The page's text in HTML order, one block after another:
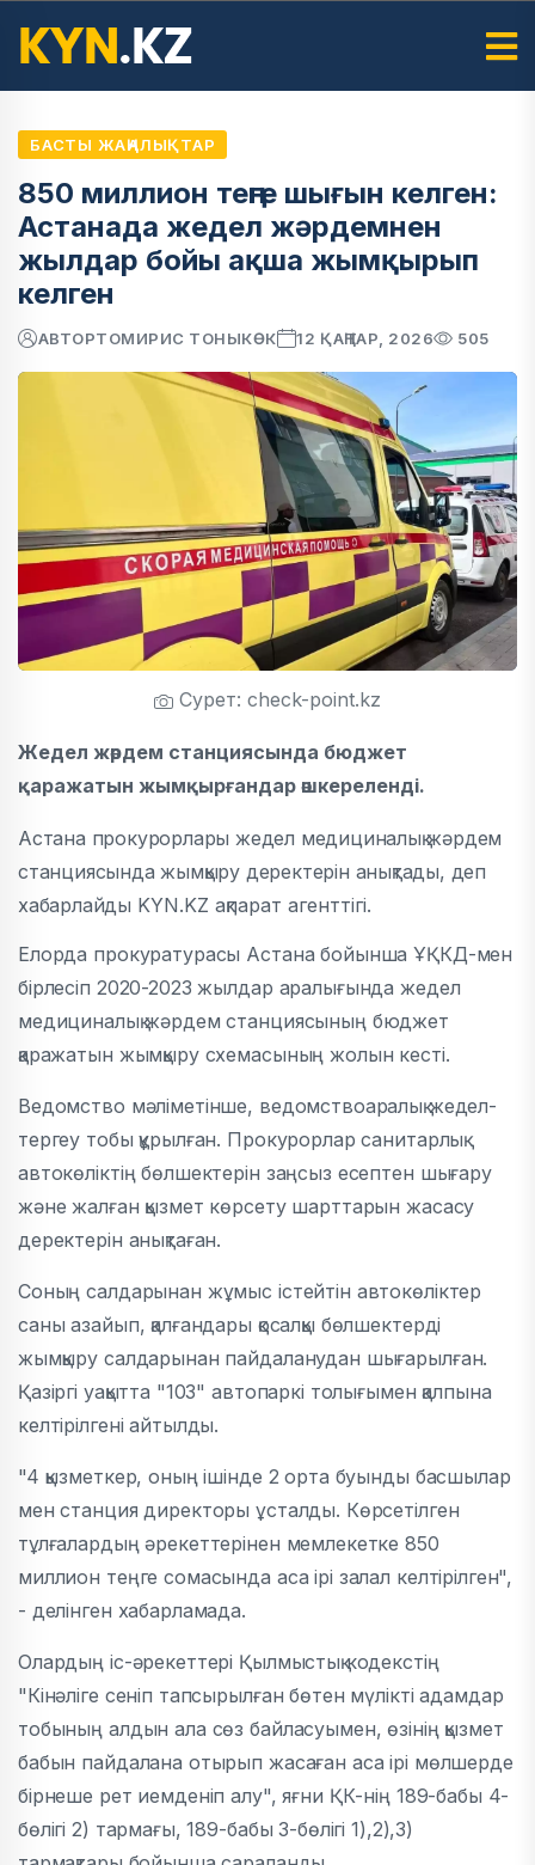
БАСТЫ ЖАҢАЛЫҚТАР
850 миллион теңге шығын келген:
Астанада жедел жәрдемнен
жылдар бойы ақша жымқырып
келген
АВТОРТОМИРИС ТОНЫКӨК 12 ҚАҢТАР, 2026 505
Сурет: check-point.kz
Жедел жәрдем станциясында бюджет
қаражатын жымқырғандар әшкереленді.
Астана прокурорлары жедел медициналық жәрдем
станциясында жымқыру деректерін анықтады, деп
хабарлайды KYN.KZ ақпарат агенттігі.
Елорда прокуратурасы Астана бойынша ҰҚКД-мен
бірлесіп 2020-2023 жылдар аралығында жедел
медициналық жәрдем станциясының бюджет
қаражатын жымқыру схемасының жолын кесті.
Ведомство мәліметінше, ведомствоаралық жедел-
тергеу тобы құрылған. Прокурорлар санитарлық
автокөліктің бөлшектерін заңсыз есептен шығару
және жалған қызмет көрсету шарттарын жасасу
деректерін анықтаған.
Соның салдарынан жұмыс істейтін автокөліктер
саны азайып, қалғандары қосалқы бөлшектерді
жымқыру салдарынан пайдаланудан шығарылған.
Қазіргі уақытта "103" автопаркі толығымен қалпына
келтірілгені айтылды.
"4 қызметкер, оның ішінде 2 орта буынды басшылар
мен станция директоры ұсталды. Көрсетілген
тұлғалардың әрекеттерінен мемлекетке 850
миллион теңге сомасында аса ірі залал келтірілген",
- делінген хабарламада.
Олардың іс-әрекеттері Қылмыстық кодекстің
"Кiнәлiге сенiп тапсырылған бөтен мүлiктi адамдар
тобының алдын ала сөз байласуымен, өзінің қызмет
бабын пайдалана отырып жасаған аса ірі мөлшерде
бірнеше рет иемденiп алу", яғни ҚК-нің 189-бабы 4-
бөлігі 2) тармағы, 189-бабы 3-бөлігі 1),2),3)